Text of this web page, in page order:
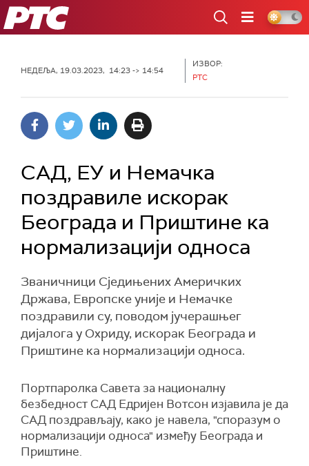
РТС
НЕДЕЉА, 19.03.2023, 14:23 -> 14:54
ИЗВОР:
РТС
САД, ЕУ и Немачка
поздравиле искорак
Београда и Приштине ка
нормализацији односа
Званичници Сједињених Америчких
Држава, Европске уније и Немачке
поздравили су, поводом јучерашњег
дијалога у Охриду, искорак Београда и
Приштине ка нормализацији односа.
Портпаролка Савета за националну
безбедност САД Едријен Вотсон изјавила је да
САД поздрављају, како је навела, "споразум о
нормализацији односа" између Београда и
Приштине.